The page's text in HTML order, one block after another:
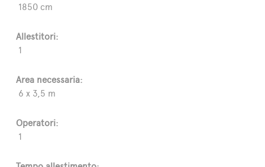
1850 cm
Allestitori:
1
Area necessaria:
6 x 3,5 m
Operatori:
1